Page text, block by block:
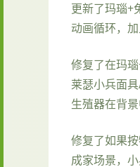
更新了玛瑙+
动画循环，
修复了在玛
莱瑟小兵面
生殖器在背
修复了如果
成家场景，